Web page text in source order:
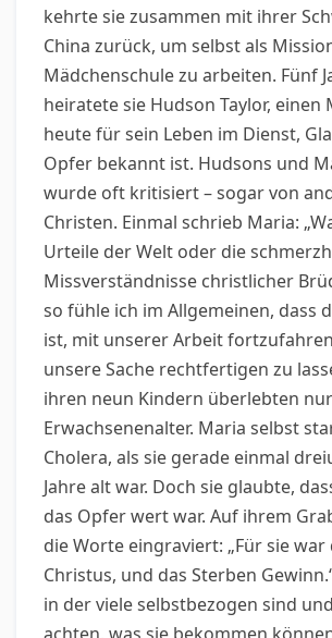
kehrte sie zusammen mit ihrer
China zurück, um selbst als
Mädchenschule zu arbeiten. Fünf
heiratete sie Hudson Taylor, einen
heute für sein Leben im Dienst,
Opfer bekannt ist. Hudsons und
wurde oft kritisiert – sogar von
Christen. Einmal schrieb Maria:
Urteile der Welt oder die
Missverständnisse christlicher
so fühle ich im Allgemeinen, dass
ist, mit unserer Arbeit
unsere Sache rechtfertigen zu
ihren neun Kindern überlebten
Erwachsenenalter. Maria selbst
Cholera, als sie gerade einmal
Jahre alt war. Doch sie glaubte,
das Opfer wert war. Auf ihrem
die Worte eingraviert: „Für sie war
Christus, und das Sterben
in der viele selbstbezogen sind